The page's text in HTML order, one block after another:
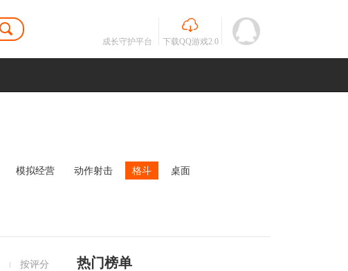
成长守护平台 下载QQ游戏2.0
模拟经营 动作射击 格斗
桌面
按评分 热门榜单